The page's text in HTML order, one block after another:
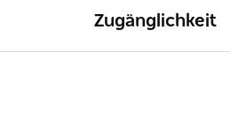
Zugänglichkeit